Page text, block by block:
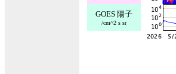
GOES 陽子
/cm^2 s sr